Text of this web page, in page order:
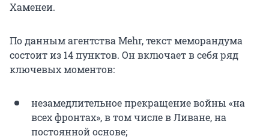
Хаменеи.
По данным агентства Mehr, текст меморандума
состоит из 14 пунктов. Он включает в себя ряд
ключевых моментов:
незамедлительное прекращение войны «на
всех фронтах», в том числе в Ливане, на
постоянной основе;